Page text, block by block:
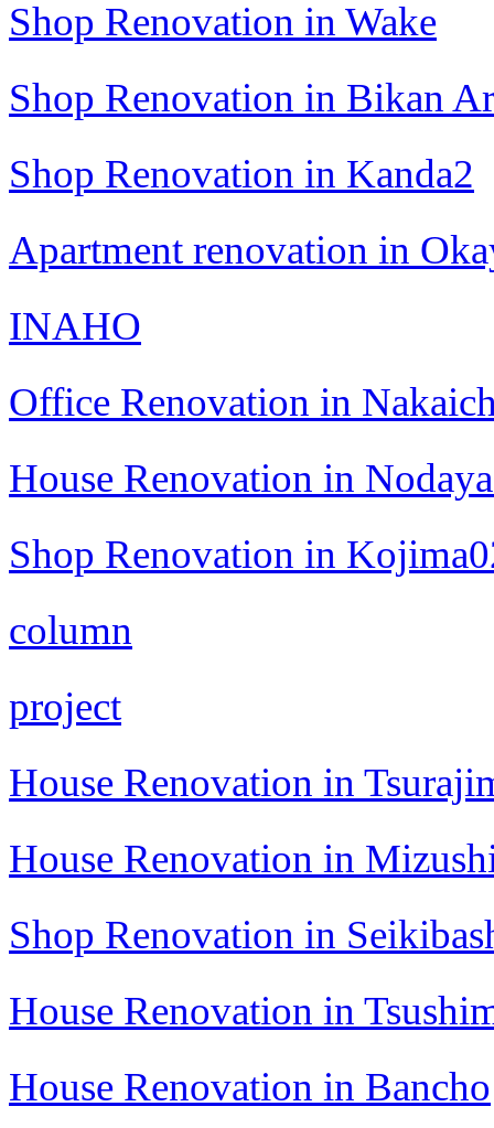
Shop Renovation in Wake
Shop Renovation in Bikan
Shop Renovation in Kanda2
Apartment renovation in
INAHO
Office Renovation in
House Renovation in
Shop Renovation in
column
project
House Renovation in
House Renovation in
Shop Renovation in
House Renovation in
House Renovation in Bancho